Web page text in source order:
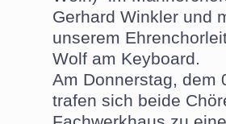
Gerhard Winkler und
unserem
Wolf am Keyboard.
Am Donnerstag, dem
trafen sich beide